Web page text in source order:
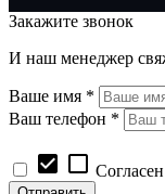
Закажите звонок
И наш менеджер
Ваше имя *
Ваш телефон *
check_box check_box_outline_blank